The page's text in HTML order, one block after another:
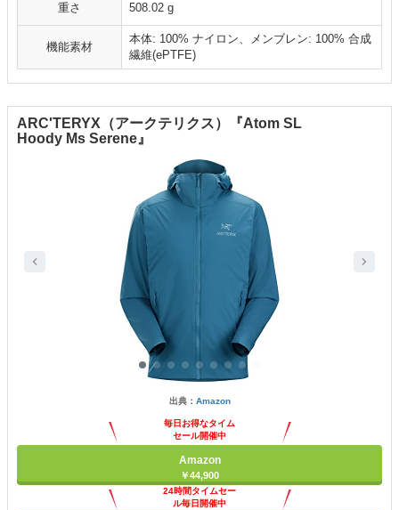
重さ 508.02 g
機能素材
本体: 100% ナイロン、メンブレン: 100% 合成
繊維(ePTFE)
ARC'TERYX（アークテリクス）『Atom SL
Hoody Ms Serene』
出典： Amazon
毎日お得なタイム
セール開催中
Amazon
￥44,900
24時間タイムセー
ル毎日開催中